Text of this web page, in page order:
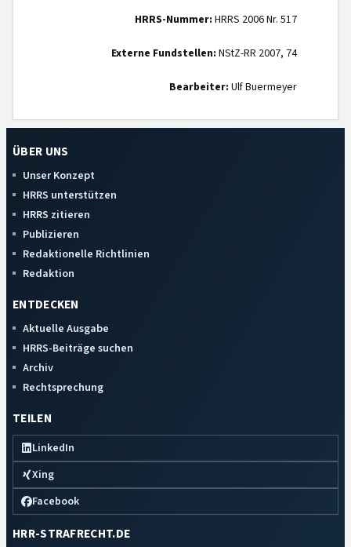
HRRS-Nummer: HRRS 2006 Nr. 517
Externe Fundstellen: NStZ-RR 2007, 74
Bearbeiter: Ulf Buermeyer
ÜBER UNS
Unser Konzept
HRRS unterstützen
HRRS zitieren
Publizieren
Redaktionelle Richtlinien
Redaktion
ENTDECKEN
Aktuelle Ausgabe
HRRS-Beiträge suchen
Archiv
Rechtsprechung
TEILEN
LinkedIn
Xing
Facebook
HRR-STRAFRECHT.DE